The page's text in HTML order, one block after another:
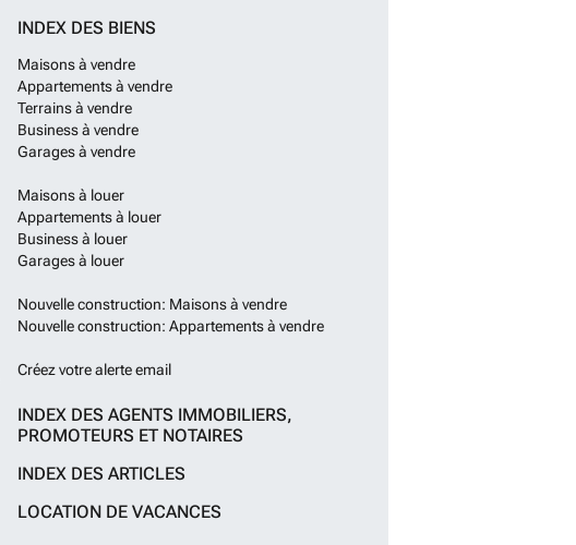
INDEX DES BIENS
Maisons à vendre
Appartements à vendre
Terrains à vendre
Business à vendre
Garages à vendre
Maisons à louer
Appartements à louer
Business à louer
Garages à louer
Nouvelle construction: Maisons à vendre
Nouvelle construction: Appartements à vendre
Créez votre alerte email
INDEX DES AGENTS IMMOBILIERS,
PROMOTEURS ET NOTAIRES
INDEX DES ARTICLES
LOCATION DE VACANCES